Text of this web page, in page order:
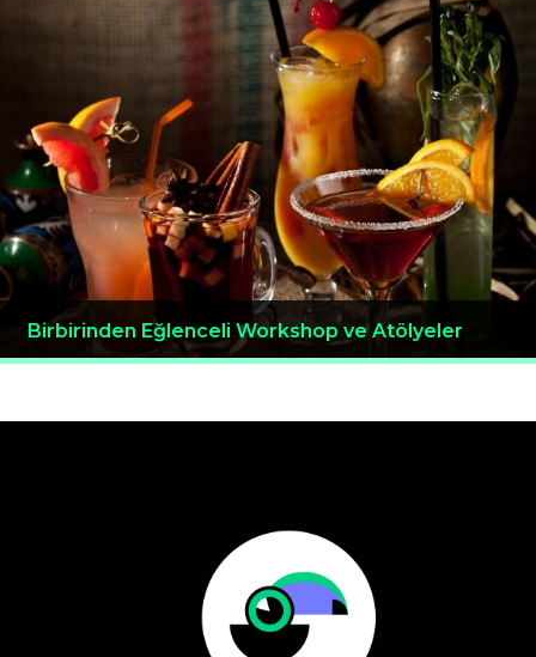
Birbirinden Eğlenceli Workshop ve Atölyeler